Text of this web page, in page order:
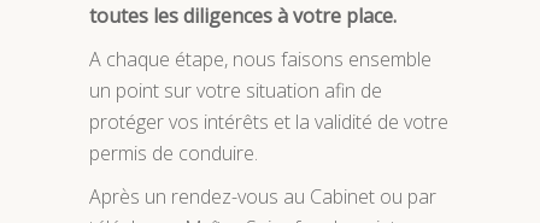
toutes les diligences à votre place.
A chaque étape, nous faisons ensemble
un point sur votre situation afin de
protéger vos intérêts et la validité de votre
permis de conduire.
Après un rendez-vous au Cabinet ou par